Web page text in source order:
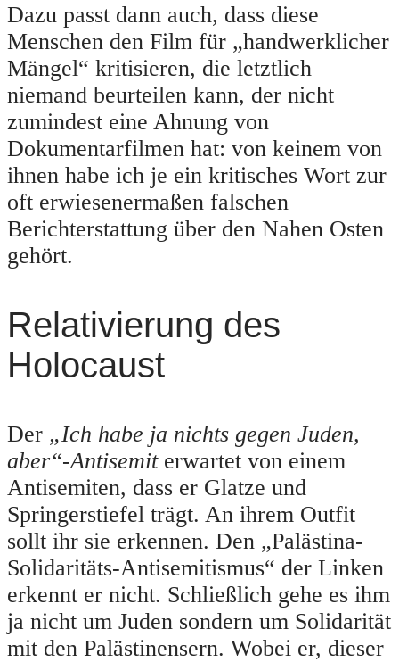
Dazu passt dann auch, dass diese
Menschen den Film für „handwerklicher
Mängel“ kritisieren, die letztlich
niemand beurteilen kann, der nicht
zumindest eine Ahnung von
Dokumentarfilmen hat: von keinem von
ihnen habe ich je ein kritisches Wort zur
oft erwiesenermaßen falschen
Berichterstattung über den Nahen Osten
gehört.
Relativierung des
Holocaust
Der „Ich habe ja nichts gegen Juden,
aber“-Antisemiterwartet von einem
Antisemiten, dass er Glatze und
Springerstiefel trägt. An ihrem Outfit
sollt ihr sie erkennen. Den „Palästina-
Solidaritäts-Antisemitismus“ der Linken
erkennt er nicht. Schließlich gehe es ihm
ja nicht um Juden sondern um Solidarität
mit den Palästinensern. Wobei er, dieser